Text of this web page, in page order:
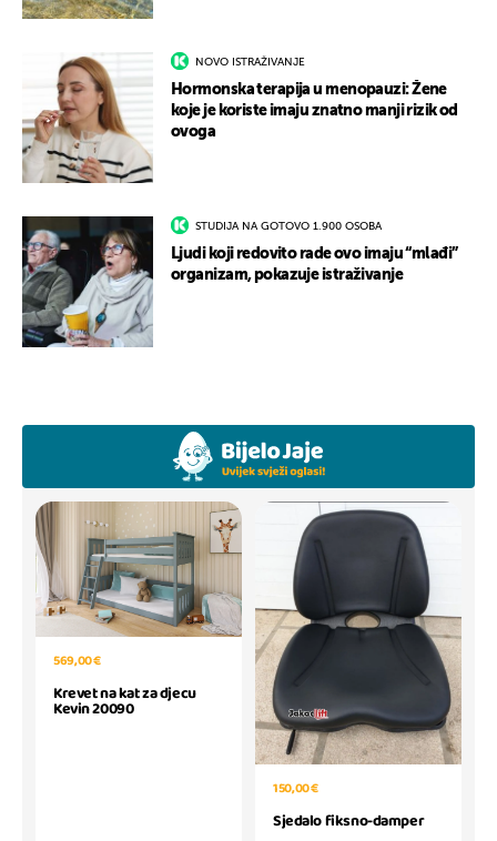
NOVO ISTRAŽIVANJE
Hormonska terapija u menopauzi: Žene
koje je koriste imaju znatno manji rizik od
ovoga
STUDIJA NA GOTOVO 1.900 OSOBA
Ljudi koji redovito rade ovo imaju “mlađi”
organizam, pokazuje istraživanje
569,00 €
Krevet na kat za djecu
Kevin 20090
150,00 €
Sjedalo fiksno-damper